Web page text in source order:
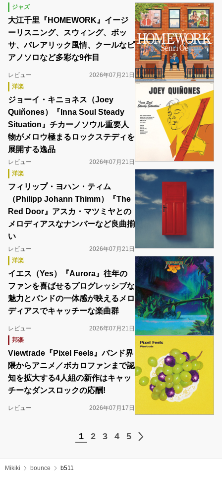
ジャズ
大江千里『HOMEWORK』イージ
ーリスニング、スウィング、ボッ
サ、バレアリック風情、クールなピ
アノソロなど多彩な9作目
レビュー
2026年07月21日
洋楽
ジョーイ・キニョネス（Joey
Quiñones）『Inna Soul Steady
Situation』チカーノソウル重要人
物がメロウ極まるロックステディを
展開する逸品
レビュー
2026年07月21日
洋楽
フィリップ・ヨハン・ティム
（Philipp Johann Thimm）『The
Red Door』アスカ・マツミヤとの
メロディアスなナンバーなど良曲揃
い
レビュー
2026年07月21日
洋楽
イエス（Yes）『Aurora』往年の
ファンを喜ばせるプログレッシブな
魅力とバンドの一体感が映えるメロ
ディアスでキャッチーな楽曲群
レビュー
2026年07月21日
邦楽
Viewtrade『Pixel Feels』バンド界
隈からアニメ／ボカロファンまで認
知を拡大する4人組の新作はキャッ
チーなダンスロックの応酬!
レビュー 2026年07月17日
1 2 3 4 5
Mikiki bounce b511